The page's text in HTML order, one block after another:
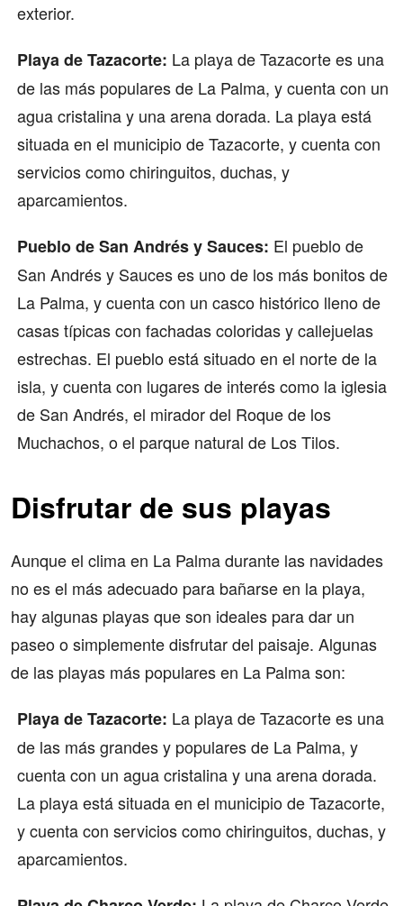
exterior.
Playa de Tazacorte: La playa de Tazacorte es una
de las más populares de La Palma, y cuenta con un
agua cristalina y una arena dorada. La playa está
situada en el municipio de Tazacorte, y cuenta con
servicios como chiringuitos, duchas, y
aparcamientos.
Pueblo de San Andrés y Sauces: El pueblo de
San Andrés y Sauces es uno de los más bonitos de
La Palma, y cuenta con un casco histórico lleno de
casas típicas con fachadas coloridas y callejuelas
estrechas. El pueblo está situado en el norte de la
isla, y cuenta con lugares de interés como la iglesia
de San Andrés, el mirador del Roque de los
Muchachos, o el parque natural de Los Tilos.
Disfrutar de sus playas
Aunque el clima en La Palma durante las navidades
no es el más adecuado para bañarse en la playa,
hay algunas playas que son ideales para dar un
paseo o simplemente disfrutar del paisaje. Algunas
de las playas más populares en La Palma son:
Playa de Tazacorte: La playa de Tazacorte es una
de las más grandes y populares de La Palma, y
cuenta con un agua cristalina y una arena dorada.
La playa está situada en el municipio de Tazacorte,
y cuenta con servicios como chiringuitos, duchas, y
aparcamientos.